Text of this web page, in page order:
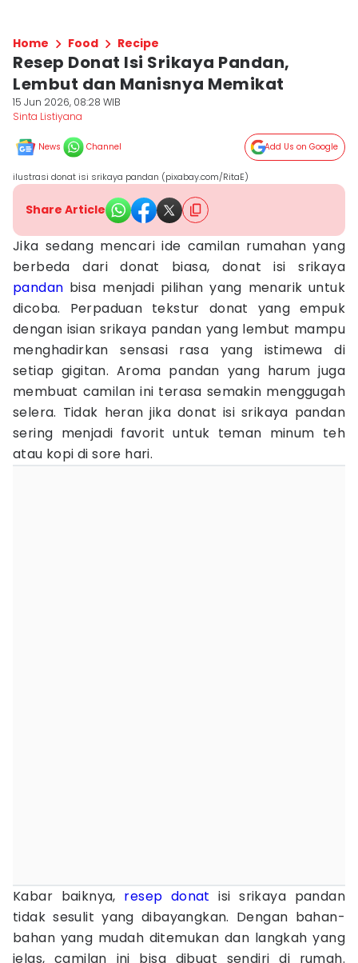
Home Food Recipe
Resep Donat Isi Srikaya Pandan,
Lembut dan Manisnya Memikat
15 Jun 2026, 08:28 WIB
Sinta Listiyana
News Channel Add Us on Google
ilustrasi donat isi srikaya pandan (pixabay.com/RitaE)
Share Article
Jika sedang mencari ide camilan rumahan yang
berbeda dari donat biasa, donat isi srikaya
pandan bisa menjadi pilihan yang menarik untuk
dicoba. Perpaduan tekstur donat yang empuk
dengan isian srikaya pandan yang lembut mampu
menghadirkan sensasi rasa yang istimewa di
setiap gigitan. Aroma pandan yang harum juga
membuat camilan ini terasa semakin menggugah
selera. Tidak heran jika donat isi srikaya pandan
sering menjadi favorit untuk teman minum teh
atau kopi di sore hari.
Kabar baiknya, resep donat isi srikaya pandan
tidak sesulit yang dibayangkan. Dengan bahan-
bahan yang mudah ditemukan dan langkah yang
jelas, camilan ini bisa dibuat sendiri di rumah.